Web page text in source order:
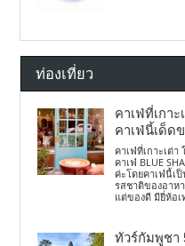
ท่องเที่ยว
คาเฟ่ที่เกา
คาเฟ่นี้เด็ด
คาเฟ่ที่เกาะเต่
คาเฟ่ BLUE
ค่ะโดยคาเฟ่นี้เ
รสชาติของอาห
แต่ของดี มียี่ห้อเ
ทัวร์กัมพูชา